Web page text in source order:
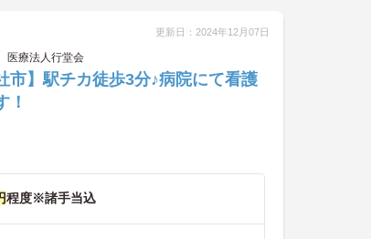
更新日：2024年12月07日
医療法人行堂会
市】駅チカ徒歩3分♪病院にて看護
！
程度※諸手当込